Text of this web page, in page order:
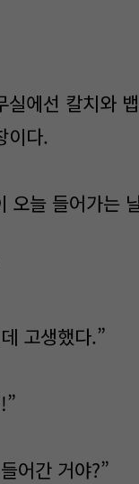
실에선 칼치와
이다.
오늘 들어가는
고생했다.”
어간 거야?”